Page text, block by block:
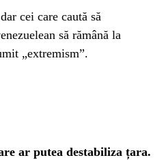
cei care caută să
să rămână la
„extremism”.
ar putea destabiliza țara.